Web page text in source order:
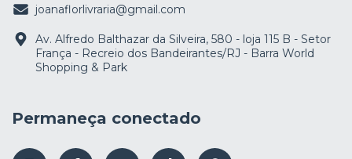
joanaflorlivraria@gmail.com
Av. Alfredo Balthazar da Silveira, 580 - loja 115 B - Setor
França - Recreio dos Bandeirantes/RJ - Barra World
Shopping & Park
Permaneça conectado